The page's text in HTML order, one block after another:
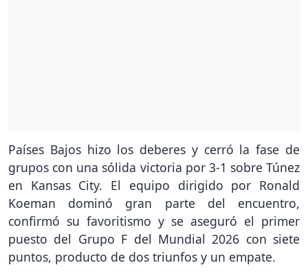
Países Bajos hizo los deberes y cerró la fase de
grupos con una sólida victoria por 3-1 sobre Túnez
en Kansas City. El equipo dirigido por Ronald
Koeman dominó gran parte del encuentro,
confirmó su favoritismo y se aseguró el primer
puesto del Grupo F del Mundial 2026 con siete
puntos, producto de dos triunfos y un empate.